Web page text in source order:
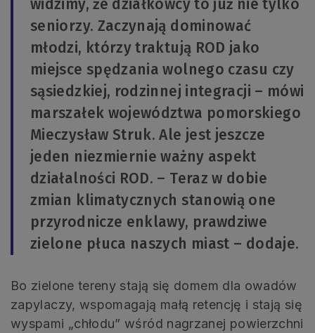
widzimy, że działkowcy to już nie tylko
seniorzy. Zaczynają dominować
młodzi, którzy traktują ROD jako
miejsce spędzania wolnego czasu czy
sąsiedzkiej, rodzinnej integracji – mówi
marszałek województwa pomorskiego
Mieczysław Struk. Ale jest jeszcze
jeden niezmiernie ważny aspekt
działalności ROD. – Teraz w dobie
zmian klimatycznych stanowią one
przyrodnicze enklawy, prawdziwe
zielone płuca naszych miast – dodaje.
Bo zielone tereny stają się domem dla owadów
zapylaczy, wspomagają małą retencję i stają się
wyspami „chłodu” wśród nagrzanej powierzchni